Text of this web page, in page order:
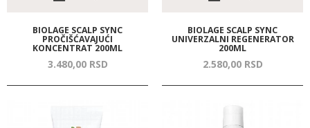
BIOLAGE SCALP SYNC
PROČIŠĆAVAJUĆI
KONCENTRAT 200ML
3.480,00 RSD
BIOLAGE SCALP SYNC
UNIVERZALNI REGENERATOR
200ML
2.580,00 RSD